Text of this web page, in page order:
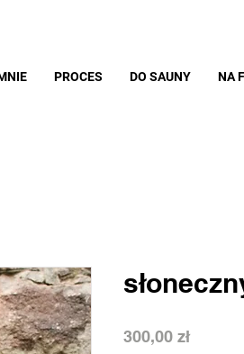
PROCES DO SAUNY NA
300,00 złCena